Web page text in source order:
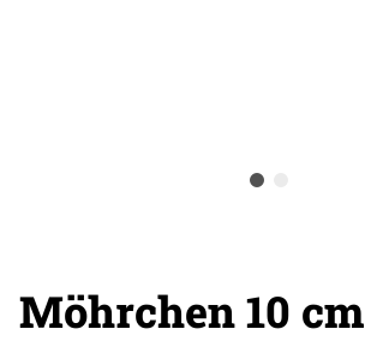
Möhrchen 10 cm